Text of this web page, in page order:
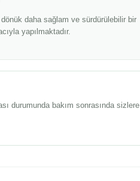
dönük daha sağlam ve sürdürülebilir bir
yapılmaktadır.
durumunda bakım sonrasında sizlere